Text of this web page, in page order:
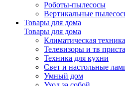
Роботы-пылесосы
Вертикальные
Товары для дома
Товары для дома
Климатическая техника
Телевизоры и тв
Техника для кухни
Свет и настольные
Умный дом